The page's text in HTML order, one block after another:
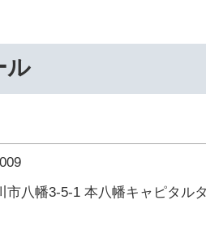
ル
市八幡3-5-1 本八幡キャピタルタ